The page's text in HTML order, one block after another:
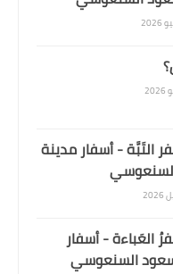
التَبَّة - أسفار مدينة
العَباءة - أسفار
السنعوسي